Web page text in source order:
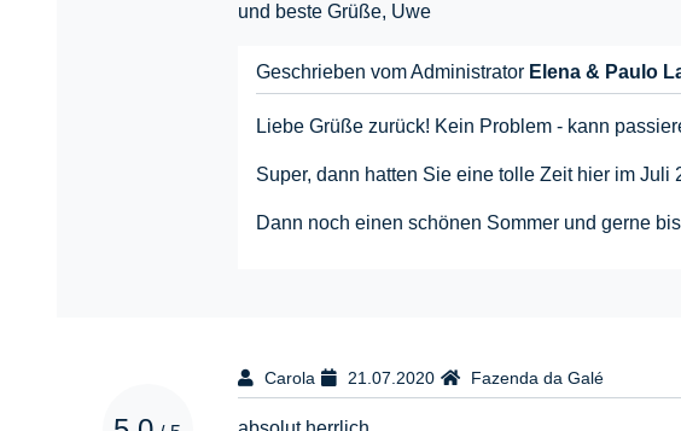
und beste Grüße, Uwe
Geschrieben vom Administrator Elena & Paulo
Liebe Grüße zurück! Kein Problem - kann
Super, dann hatten Sie eine tolle Zeit hier im Juli
Dann noch einen schönen Sommer und gerne
Carola 21.07.2020 Fazenda da Galé